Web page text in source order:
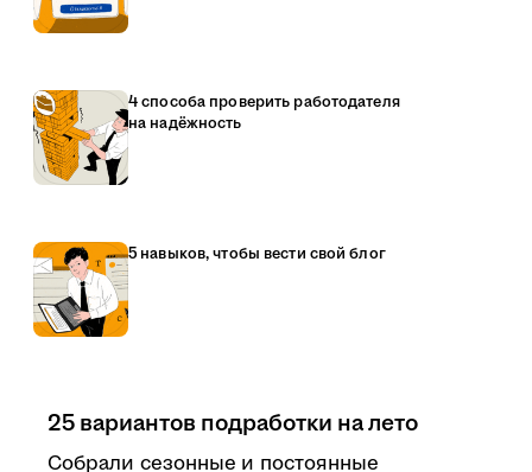
4 способа проверить работодателя
на надёжность
5 навыков, чтобы вести свой блог
25 вариантов подработки на лето
Собрали сезонные и постоянные